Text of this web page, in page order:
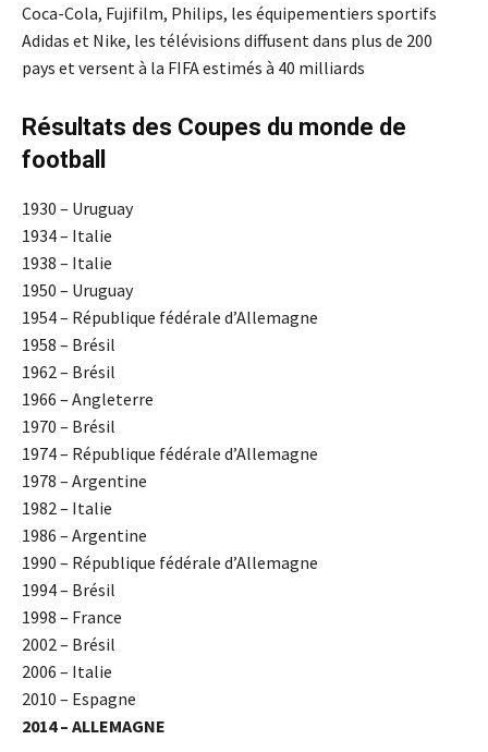
Coca-Cola, Fujifilm, Philips, les équipementiers sportifs
Adidas et Nike, les télévisions diffusent dans plus de 200
pays et versent à la FIFA estimés à 40 milliards
Résultats des Coupes du monde de
football
1930 – Uruguay
1934 – Italie
1938 – Italie
1950 – Uruguay
1954 – République fédérale d’Allemagne
1958 – Brésil
1962 – Brésil
1966 – Angleterre
1970 – Brésil
1974 – République fédérale d’Allemagne
1978 – Argentine
1982 – Italie
1986 – Argentine
1990 – République fédérale d’Allemagne
1994 – Brésil
1998 – France
2002 – Brésil
2006 – Italie
2010 – Espagne
2014 – ALLEMAGNE